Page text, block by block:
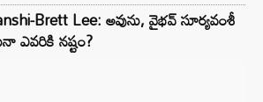
Brett Lee: అవును, వైభవ్ సూర్యవంశీ
ఎవరికి నష్టం?